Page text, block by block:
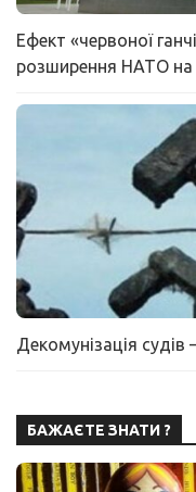
Ефект «червоної
розширення НАТО на
Декомунізація
БАЖАЄТЕ ЗНАТИ ?